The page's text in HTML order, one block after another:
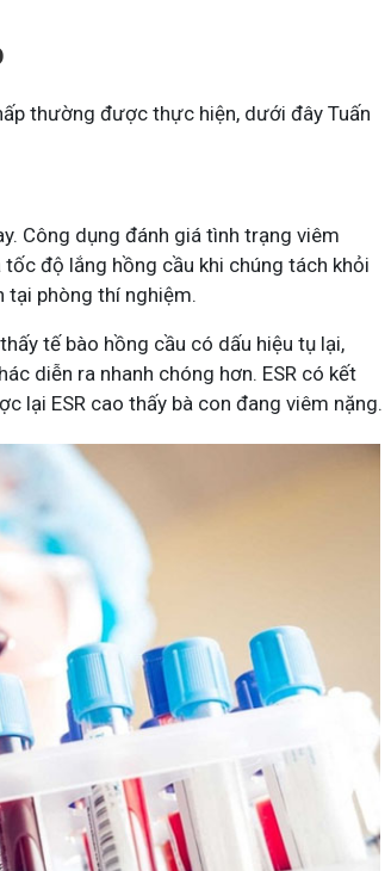
thường được thực hiện, dưới đây Tuấn
Công dụng đánh giá tình trạng viêm
độ lắng hồng cầu khi chúng tách khỏi
tại phòng thí nghiệm.
tế bào hồng cầu có dấu hiệu tụ lại,
diễn ra nhanh chóng hơn. ESR có kết
lại ESR cao thấy bà con đang viêm nặng.